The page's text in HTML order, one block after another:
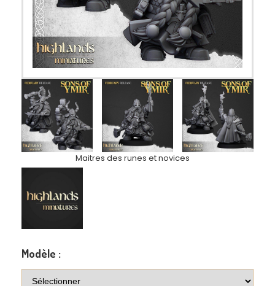
Maitres des runes et novices
Modèle :